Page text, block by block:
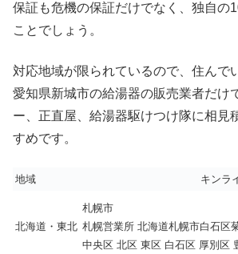
保証も危機の保証だけでなく、独自の
ことでしょう。
対応地域が限られているので、住んで
愛知県新城市の給湯器の販売業者だけ
ー、正直屋、給湯器駆けつけ隊に相見
すめです。
地域 キンラ
北海道・東北
札幌市
札幌営業所 北海道札幌市白石区
中央区 北区 東区 白石区 厚別区